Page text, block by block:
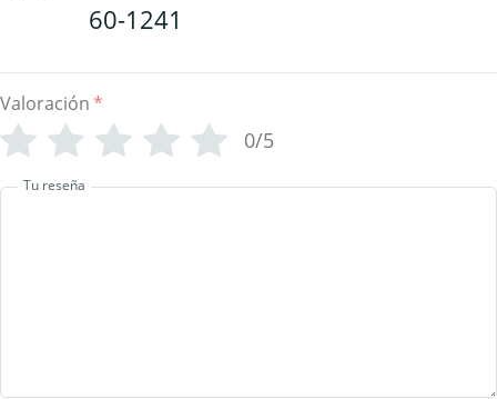
60-1241
Valoración *
0/5
Tu reseña